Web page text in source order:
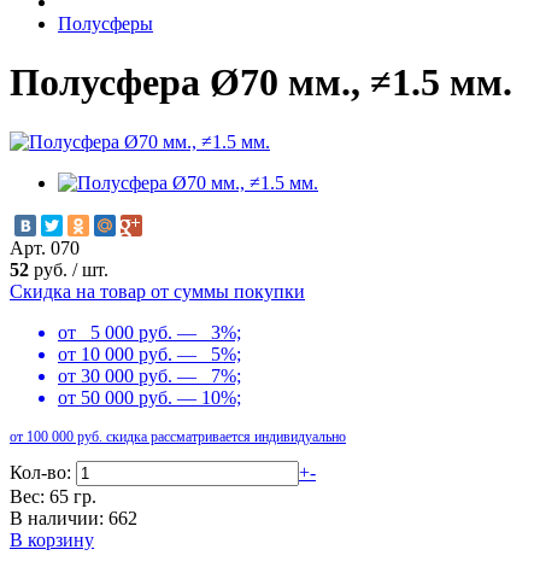
Полусферы
Полусфера Ø70 мм., ≠1.5 мм.
Арт. 070
52 руб. /шт.
Скидка на товар от суммы покупки
от 5 000 руб. — 3%;
от 10 000 руб. — 5%;
от 30 000 руб. — 7%;
от 50 000 руб. — 10%;
от 100 000 руб. скидка рассматривается индивидуально
Кол-во: +-
Вес: 65 гр.
В наличии: 662
В корзину